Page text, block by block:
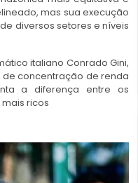
mas sua execução
diversos setores e níveis
italiano Conrado Gini,
concentração de renda
a diferença entre os
ricos